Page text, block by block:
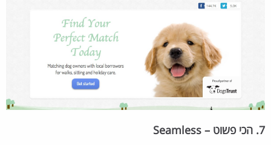
7. הכי פשוט – Seamless